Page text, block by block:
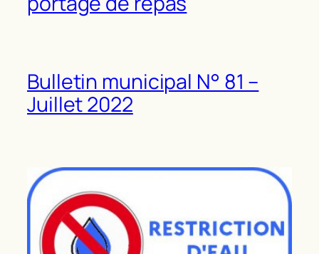
Bulletin municipal N° 81 –
Juillet 2022